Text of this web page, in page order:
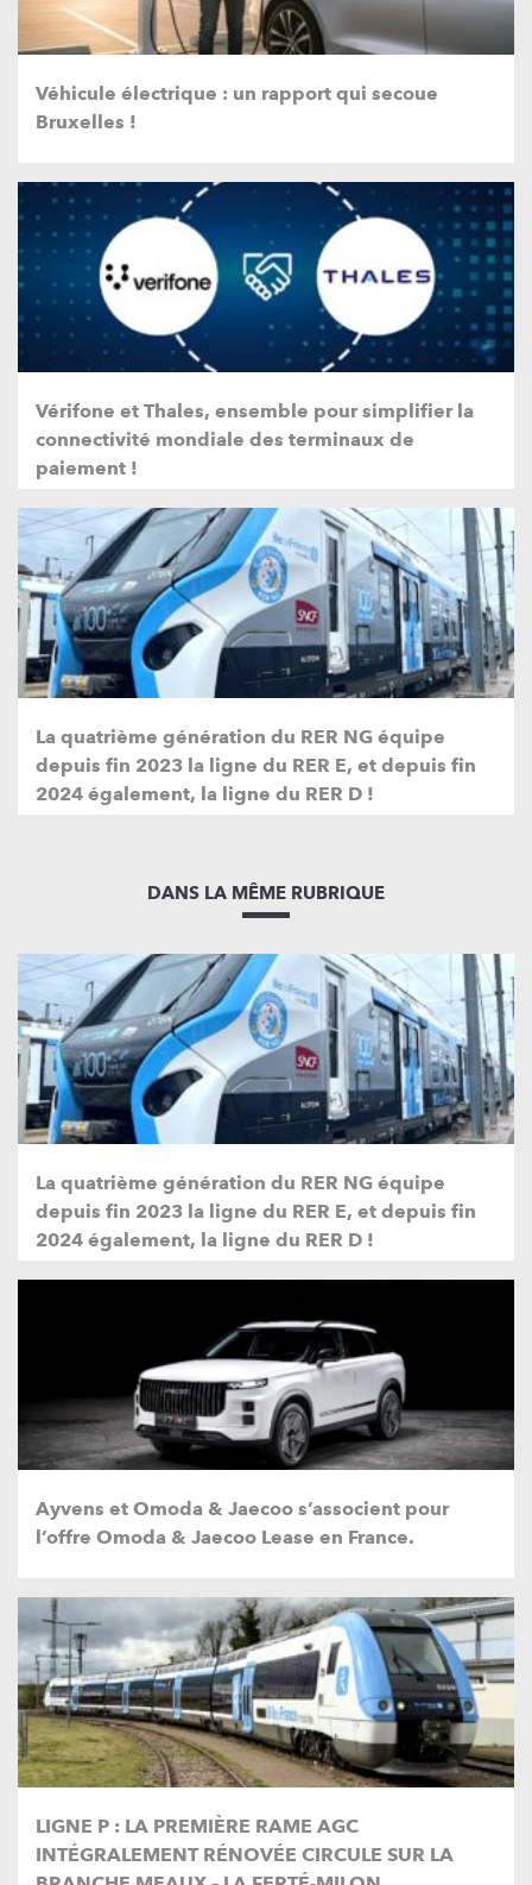
Véhicule électrique : un rapport qui secoue
Bruxelles !
Vérifone et Thales, ensemble pour simplifier la
connectivité mondiale des terminaux de
paiement !
La quatrième génération du RER NG équipe
depuis fin 2023 la ligne du RER E, et depuis fin
2024 également, la ligne du RER D !
DANS LA MÊME RUBRIQUE
La quatrième génération du RER NG équipe
depuis fin 2023 la ligne du RER E, et depuis fin
2024 également, la ligne du RER D !
Ayvens et Omoda & Jaecoo s’associent pour
l’offre Omoda & Jaecoo Lease en France.
LIGNE P : LA PREMIÈRE RAME AGC
INTÉGRALEMENT RÉNOVÉE CIRCULE SUR LA